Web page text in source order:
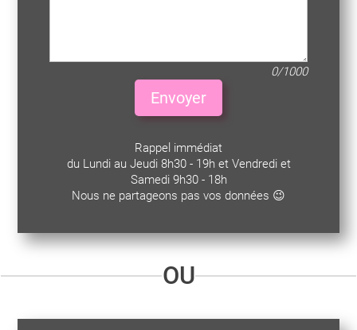
0/1000
Envoyer
Rappel immédiat
du Lundi au Jeudi 8h30 - 19h et Vendredi et
Samedi 9h30 - 18h
Nous ne partageons pas vos données 😉
OU